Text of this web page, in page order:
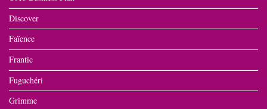
Discover
Faïence
Frantic
Fuguchéri
Grimme